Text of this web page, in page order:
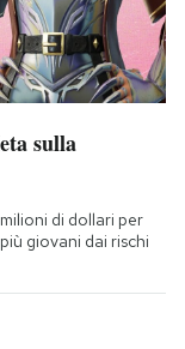
sulla
di dollari per
giovani dai rischi